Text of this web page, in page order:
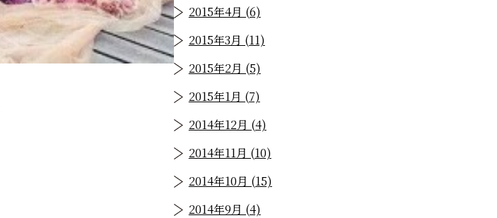
2015年4月 (6)
2015年3月 (11)
2015年2月 (5)
2015年1月 (7)
2014年12月 (4)
2014年11月 (10)
2014年10月 (15)
2014年9月 (4)